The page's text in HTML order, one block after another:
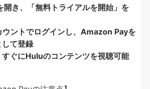
開き、「無料トライアルを開始」を
ントでログインし、Amazon Payを
て登録
ぐにHuluのコンテンツを視聴可能